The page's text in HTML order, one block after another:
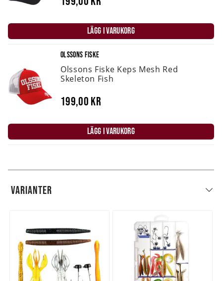
LÄGG I VARUKORG
OLSSONS FISKE
Olssons Fiske Keps Mesh Red
Skeleton Fish
199,00 kr
LÄGG I VARUKORG
VARIANTER